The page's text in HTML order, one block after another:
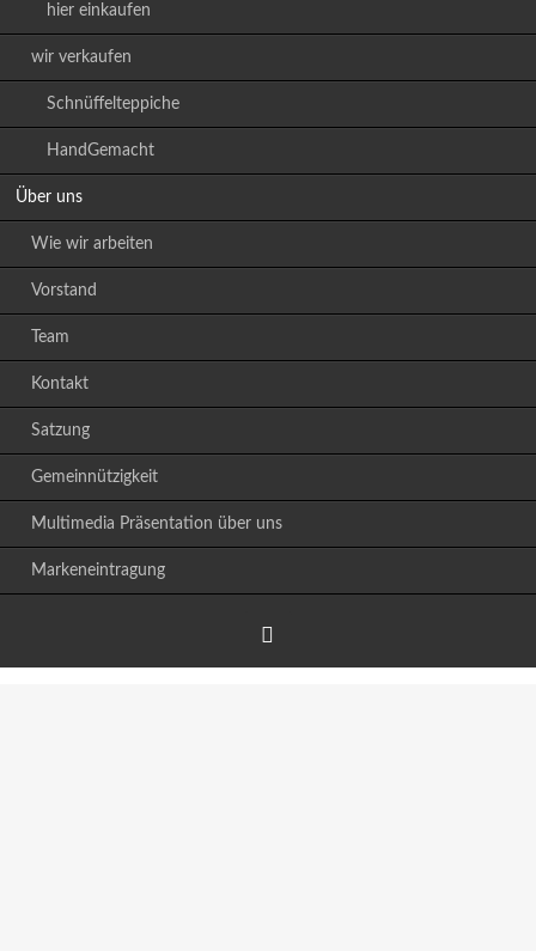
hier einkaufen
wir verkaufen
Schnüffelteppiche
HandGemacht
Über uns
Wie wir arbeiten
Vorstand
Team
Kontakt
Satzung
Gemeinnützigkeit
Multimedia Präsentation über uns
Markeneintragung